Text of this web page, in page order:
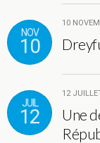
NOV
10
10
JUIL
12
12
Une